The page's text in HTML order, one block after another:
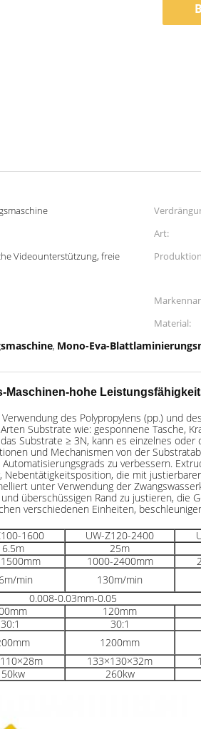
Art:
Videounterstützung, freie
Material:
, Mono-Eva-
hohe
des Polypropylens (pp.) und
Substrate wie: gesponnene Tasche,
Substrate ≥ 3N, kann es einzelnes
und Mechanismen von der
zu verbessern.
Nebentätigkeitsposition, die mit
unter Verwendung der
überschüssigen Rand zu justieren, die
verschiedenen Einheiten,
1600 UW-Z120-2400
25m
1000-2400mm
min 130m/min
0.008-0.03mm-0.05
120mm
30:1 30:1
1200mm
133×130×32m
260kw